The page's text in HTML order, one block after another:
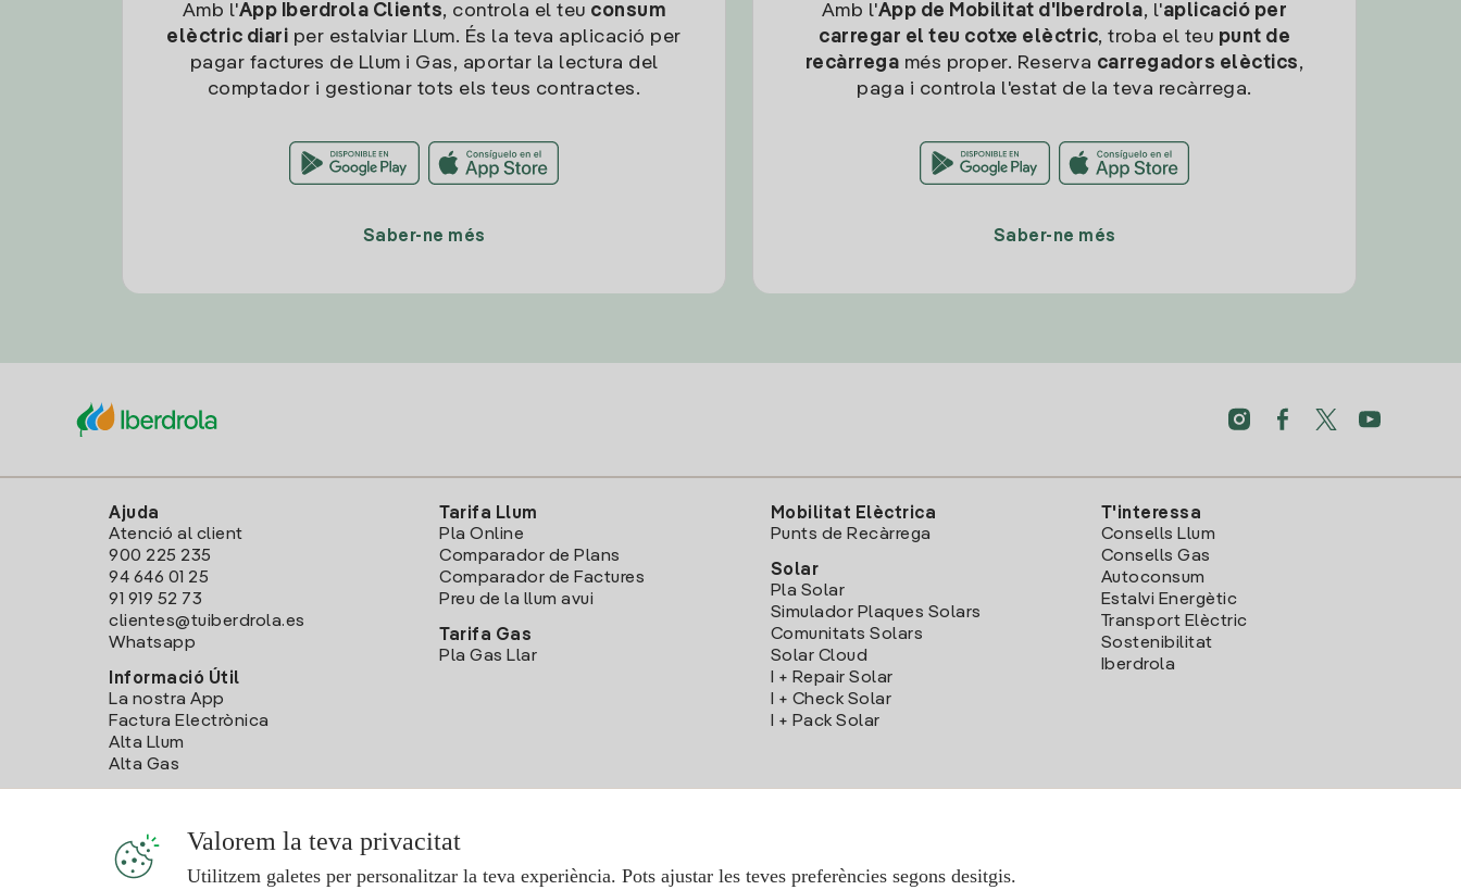
Amb l'App Iberdrola Clients, controla el teu consum
elèctric diari per estalviar Llum. És la teva aplicació per
pagar factures de Llum i Gas, aportar la lectura del
comptador i gestionar tots els teus contractes.
Saber-ne més
Amb l'App de Mobilitat d'Iberdrola, l'aplicació per
carregar el teu cotxe elèctric, troba el teu punt de
recàrrega més proper. Reserva carregadors elèctics,
paga i controla l'estat de la teva recàrrega.
Saber-ne més
Ajuda
Atenció al client
900 225 235
94 646 01 25
91 919 52 73
clientes@tuiberdrola.es
Whatsapp
Informació Útil
La nostra App
Factura Electrònica
Alta Llum
Alta Gas
Tarifa Llum
Pla Online
Comparador de Plans
Comparador de Factures
Preu de la llum avui
Tarifa Gas
Pla Gas Llar
Mobilitat Elèctrica
Punts de Recàrrega
Solar
Pla Solar
Simulador Plaques Solars
Comunitats Solars
Solar Cloud
I + Repair Solar
I + Check Solar
I + Pack Solar
T'interessa
Consells Llum
Consells Gas
Autoconsum
Estalvi Energètic
Transport Elèctric
Sostenibilitat
Iberdrola
Valorem la teva privacitat
Utilitzem galetes per personalitzar la teva experiència. Pots ajustar les teves preferències segons desitgis.